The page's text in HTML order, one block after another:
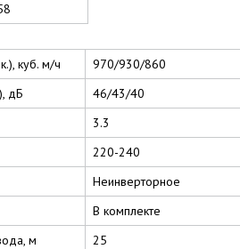
куб. м/ч
970/930/860
дБ
46/43/40
3.3
220-240
Неинверторное
В комплекте
м
25